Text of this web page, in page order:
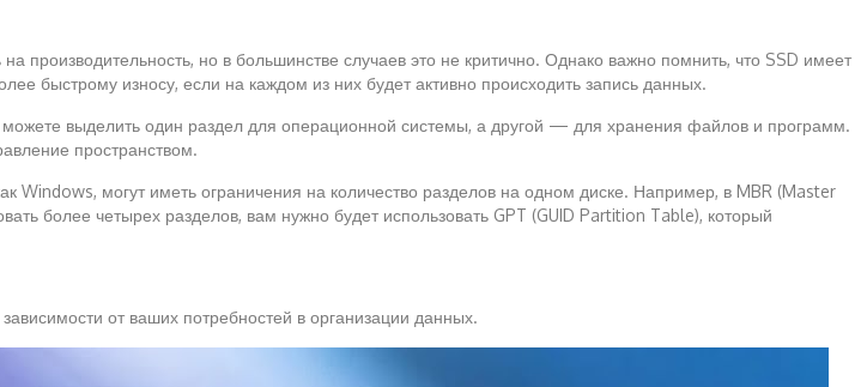
производительность, но в большинстве случаев это не критично. Однако важно помнить, что SSD имеет
быстрому износу, если на каждом из них будет активно происходить запись данных.
выделить один раздел для операционной системы, а другой — для хранения файлов и программ.
пространством.
Windows, могут иметь ограничения на количество разделов на одном диске. Например, в MBR (Master
более четырех разделов, вам нужно будет использовать GPT (GUID Partition Table), который
от ваших потребностей в организации данных.